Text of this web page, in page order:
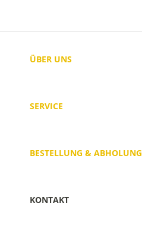
ÜBER UNS
SERVICE
BESTELLUNG & ABHOLUNG
KONTAKT